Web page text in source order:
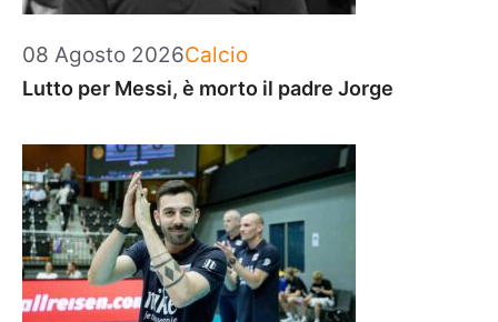
08 Agosto 2026Categorie
Calcio
Lutto per Messi, è morto il padre Jorge